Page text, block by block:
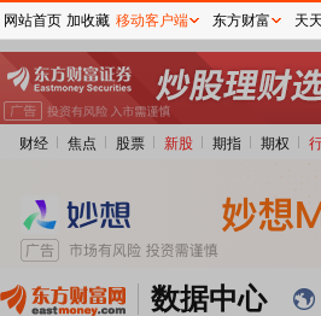
财经 焦点 股票 新股 期指 期权
数据中心
网站首页 加收藏 移动客户端 东方财富 天